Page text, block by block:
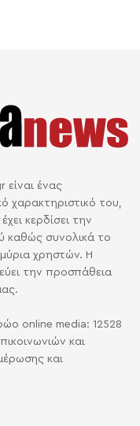
ένας
χαρακτηριστικό του,
κερδίσει την
καθώς συνολικά το
χρηστών. Η
την προσπάθεια
online media: 12528
και
και